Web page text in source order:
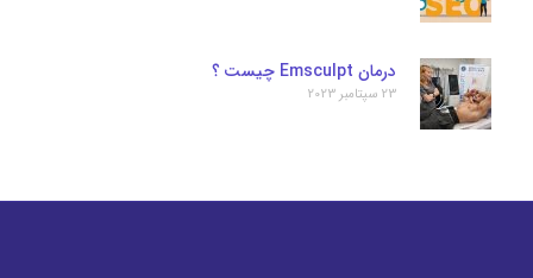
درمان Emsculpt چیست ؟
23 سپتامبر 2023